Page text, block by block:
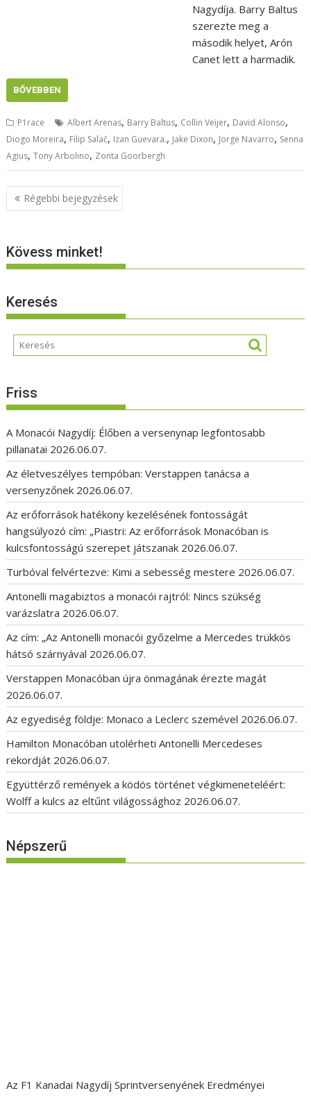
Nagydíja. Barry Baltus
szerezte meg a
második helyet, Arón
Canet lett a harmadik.
BŐVEBBEN
P1race Albert Arenas, Barry Baltus, Collin Veijer, David Alonso,
Diogo Moreira, Filip Salač, Izan Guevara., Jake Dixon, Jorge Navarro, Senna
Agius,Tony Arbolino, Zonta Goorbergh
Bejegyzés
navigáció
Régebbi bejegyzések
Kövess minket!
Keresés
Friss
A Monacói Nagydíj: Élőben a versenynap legfontosabb
pillanatai 2026.06.07.
Az életveszélyes tempóban: Verstappen tanácsa a
versenyzőnek 2026.06.07.
Az erőforrások hatékony kezelésének fontosságát
hangsúlyozó cím: „Piastri: Az erőforrások Monacóban is
kulcsfontosságú szerepet játszanak 2026.06.07.
Turbóval felvértezve: Kimi a sebesség mestere 2026.06.07.
Antonelli magabiztos a monacói rajtról: Nincs szükség
varázslatra 2026.06.07.
Az cím: „Az Antonelli monacói győzelme a Mercedes trükkös
hátsó szárnyával 2026.06.07.
Verstappen Monacóban újra önmagának érezte magát
2026.06.07.
Az egyediség földje: Monaco a Leclerc szemével 2026.06.07.
Hamilton Monacóban utolérheti Antonelli Mercedeses
rekordját 2026.06.07.
Együttérző remények a ködös történet végkimeneteléért:
Wolff a kulcs az eltűnt világossághoz 2026.06.07.
Népszerű
Az F1 Kanadai Nagydíj Sprintversenyének Eredményei